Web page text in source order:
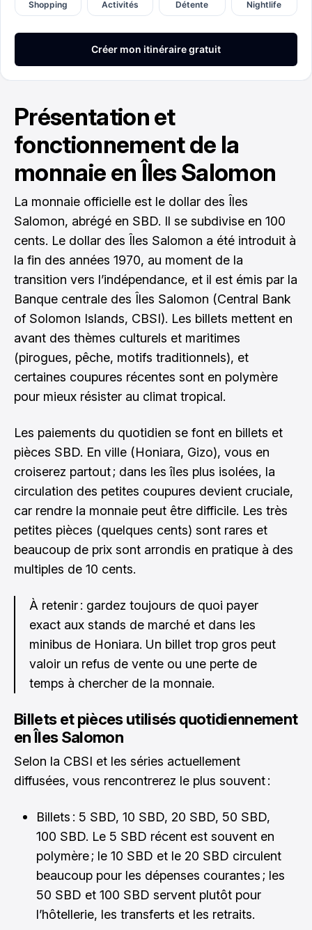
Présentation et
fonctionnement de la
monnaie en Îles Salomon
La monnaie officielle est le dollar des Îles
Salomon, abrégé en SBD. Il se subdivise en 100
cents. Le dollar des Îles Salomon a été introduit à
la fin des années 1970, au moment de la
transition vers l’indépendance, et il est émis par la
Banque centrale des Îles Salomon (Central Bank
of Solomon Islands, CBSI). Les billets mettent en
avant des thèmes culturels et maritimes
(pirogues, pêche, motifs traditionnels), et
certaines coupures récentes sont en polymère
pour mieux résister au climat tropical.
Les paiements du quotidien se font en billets et
pièces SBD. En ville (Honiara, Gizo), vous en
croiserez partout ; dans les îles plus isolées, la
circulation des petites coupures devient cruciale,
car rendre la monnaie peut être difficile. Les très
petites pièces (quelques cents) sont rares et
beaucoup de prix sont arrondis en pratique à des
multiples de 10 cents.
À retenir : gardez toujours de quoi payer
exact aux stands de marché et dans les
minibus de Honiara. Un billet trop gros peut
valoir un refus de vente ou une perte de
temps à chercher de la monnaie.
Billets et pièces utilisés quotidiennement
en Îles Salomon
Selon la CBSI et les séries actuellement
diffusées, vous rencontrerez le plus souvent :
Billets : 5 SBD, 10 SBD, 20 SBD, 50 SBD,
100 SBD. Le 5 SBD récent est souvent en
polymère ; le 10 SBD et le 20 SBD circulent
beaucoup pour les dépenses courantes ; les
50 SBD et 100 SBD servent plutôt pour
l’hôtellerie, les transferts et les retraits.